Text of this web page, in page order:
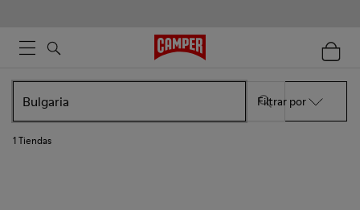
Filtrar por
1Tiendas